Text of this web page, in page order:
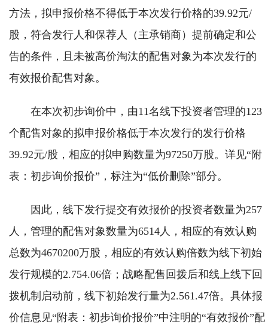
方法，拟申报价格不得低于本次发行价格的39.92元/
股，符合发行人和保荐人（主承销商）提前确定和公
告的条件，且未被高价淘汰的配售对象为本次发行的
有效报价配售对象。
在本次初步询价中，由11名线下投资者管理的123
个配售对象的拟申报价格低于本次发行的发行价格
39.92元/股，相应的拟申购数量为97250万股。详见“附
表：初步询价报价”，标注为“低价删除”部分。
因此，线下发行提交有效报价的投资者数量为257
人，管理的配售对象数量为6514人，相应的有效认购
总数为4670200万股，相应的有效认购倍数为线下初始
发行规模的2.754.06倍；战略配售回拨后和线上线下回
拨机制启动前，线下初始发行量为2.561.47倍。具体报
价信息见“附表：初步询价报价”中注明的“有效报价”配